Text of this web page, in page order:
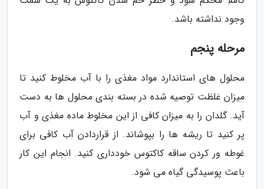
وجود نداشته باشد.
مرحله پنجم
محلول های استاندارد مواد مغذی را با آب مخلوط کنید تا
میزان غلظت توصیه شده در بسته بندی محلول ها به دست
آید. گلدان را به میزان کافی از این مخلوط ماده مغذی و آب
پر کنید تا ریشه ها را بپوشاند. از قراردادن آب کافی برای
غوطه ور کردن ساقه کاکتوس خودداری کنید. انجام این کار
باعث پوسیدگی گیاه می شود.